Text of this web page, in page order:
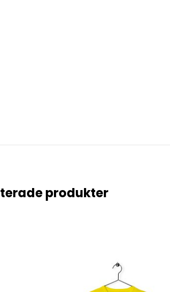
produkter